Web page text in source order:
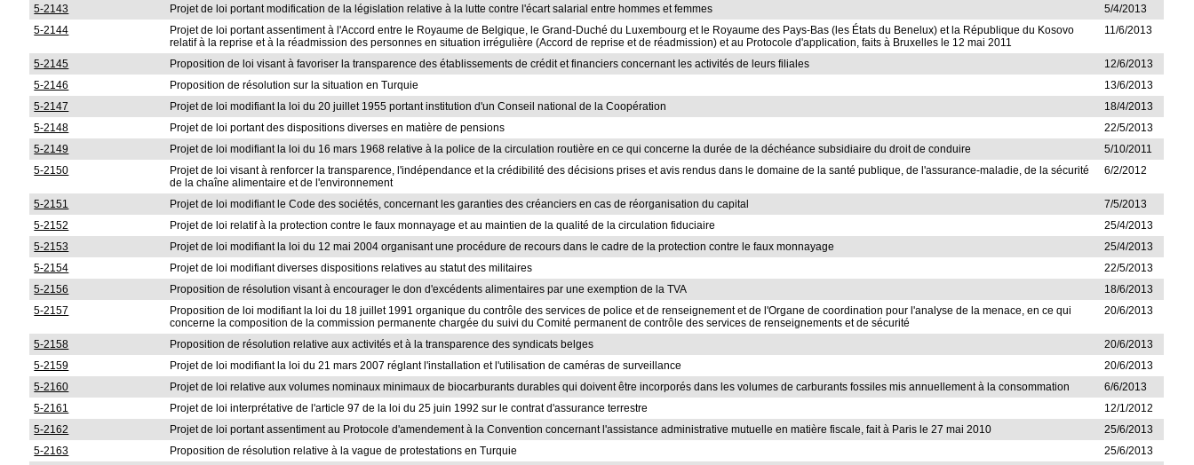
5-2143 Projet de loi portant modification de la législation relative à la lutte contre l'écart salarial entre hommes et femmes
5/4/2013
5-2144
Projet de loi portant assentiment à l'Accord entre le Royaume de Belgique, le Grand-Duché du Luxembourg et le Royaume des Pays-Bas (les États du Benelux) et la République du Kosovo
relatif à la reprise et à la réadmission des personnes en situation irrégulière (Accord de reprise et de réadmission) et au Protocole d'application, faits à Bruxelles le 12 mai 2011
11/6/2013
5-2145 Proposition de loi visant à favoriser la transparence des établissements de crédit et financiers concernant les activités de leurs filiales
12/6/2013
5-2146
Proposition de résolution sur la situation en Turquie
13/6/2013
5-2147
Projet de loi modifiant la loi du 20 juillet 1955 portant institution d'un Conseil national de la Coopération
18/4/2013
5-2148
Projet de loi portant des dispositions diverses en matière de pensions
22/5/2013
5-2149
Projet de loi modifiant la loi du 16 mars 1968 relative à la police de la circulation routière en ce qui concerne la durée de la déchéance subsidiaire du droit de conduire
5/10/2011
5-2150
Projet de loi visant à renforcer la transparence, l'indépendance et la crédibilité des décisions prises et avis rendus dans le domaine de la santé publique, de l'assurance-maladie, de la sécurité
de la chaîne alimentaire et de l'environnement
6/2/2012
5-2151 Projet de loi modifiant le Code des sociétés, concernant les garanties des créanciers en cas de réorganisation du capital
7/5/2013
5-2152
Projet de loi relatif à la protection contre le faux monnayage et au maintien de la qualité de la circulation fiduciaire
25/4/2013
5-2153
Projet de loi modifiant la loi du 12 mai 2004 organisant une procédure de recours dans le cadre de la protection contre le faux monnayage
25/4/2013
5-2154
Projet de loi modifiant diverses dispositions relatives au statut des militaires
22/5/2013
5-2156
Proposition de résolution visant à encourager le don d'excédents alimentaires par une exemption de la TVA
18/6/2013
5-2157
Proposition de loi modifiant la loi du 18 juillet 1991 organique du contrôle des services de police et de renseignement et de l'Organe de coordination pour l'analyse de la menace, en ce qui
concerne la composition de la commission permanente chargée du suivi du Comité permanent de contrôle des services de renseignements et de sécurité
20/6/2013
5-2158 Proposition de résolution relative aux activités et à la transparence des syndicats belges
20/6/2013
5-2159
Projet de loi modifiant la loi du 21 mars 2007 réglant l'installation et l'utilisation de caméras de surveillance
20/6/2013
5-2160
Projet de loi relative aux volumes nominaux minimaux de biocarburants durables qui doivent être incorporés dans les volumes de carburants fossiles mis annuellement à la consommation
6/6/2013
5-2161
Projet de loi interprétative de l'article 97 de la loi du 25 juin 1992 sur le contrat d'assurance terrestre
12/1/2012
5-2162
Projet de loi portant assentiment au Protocole d'amendement à la Convention concernant l'assistance administrative mutuelle en matière fiscale, fait à Paris le 27 mai 2010
25/6/2013
5-2163
Proposition de résolution relative à la vague de protestations en Turquie
25/6/2013